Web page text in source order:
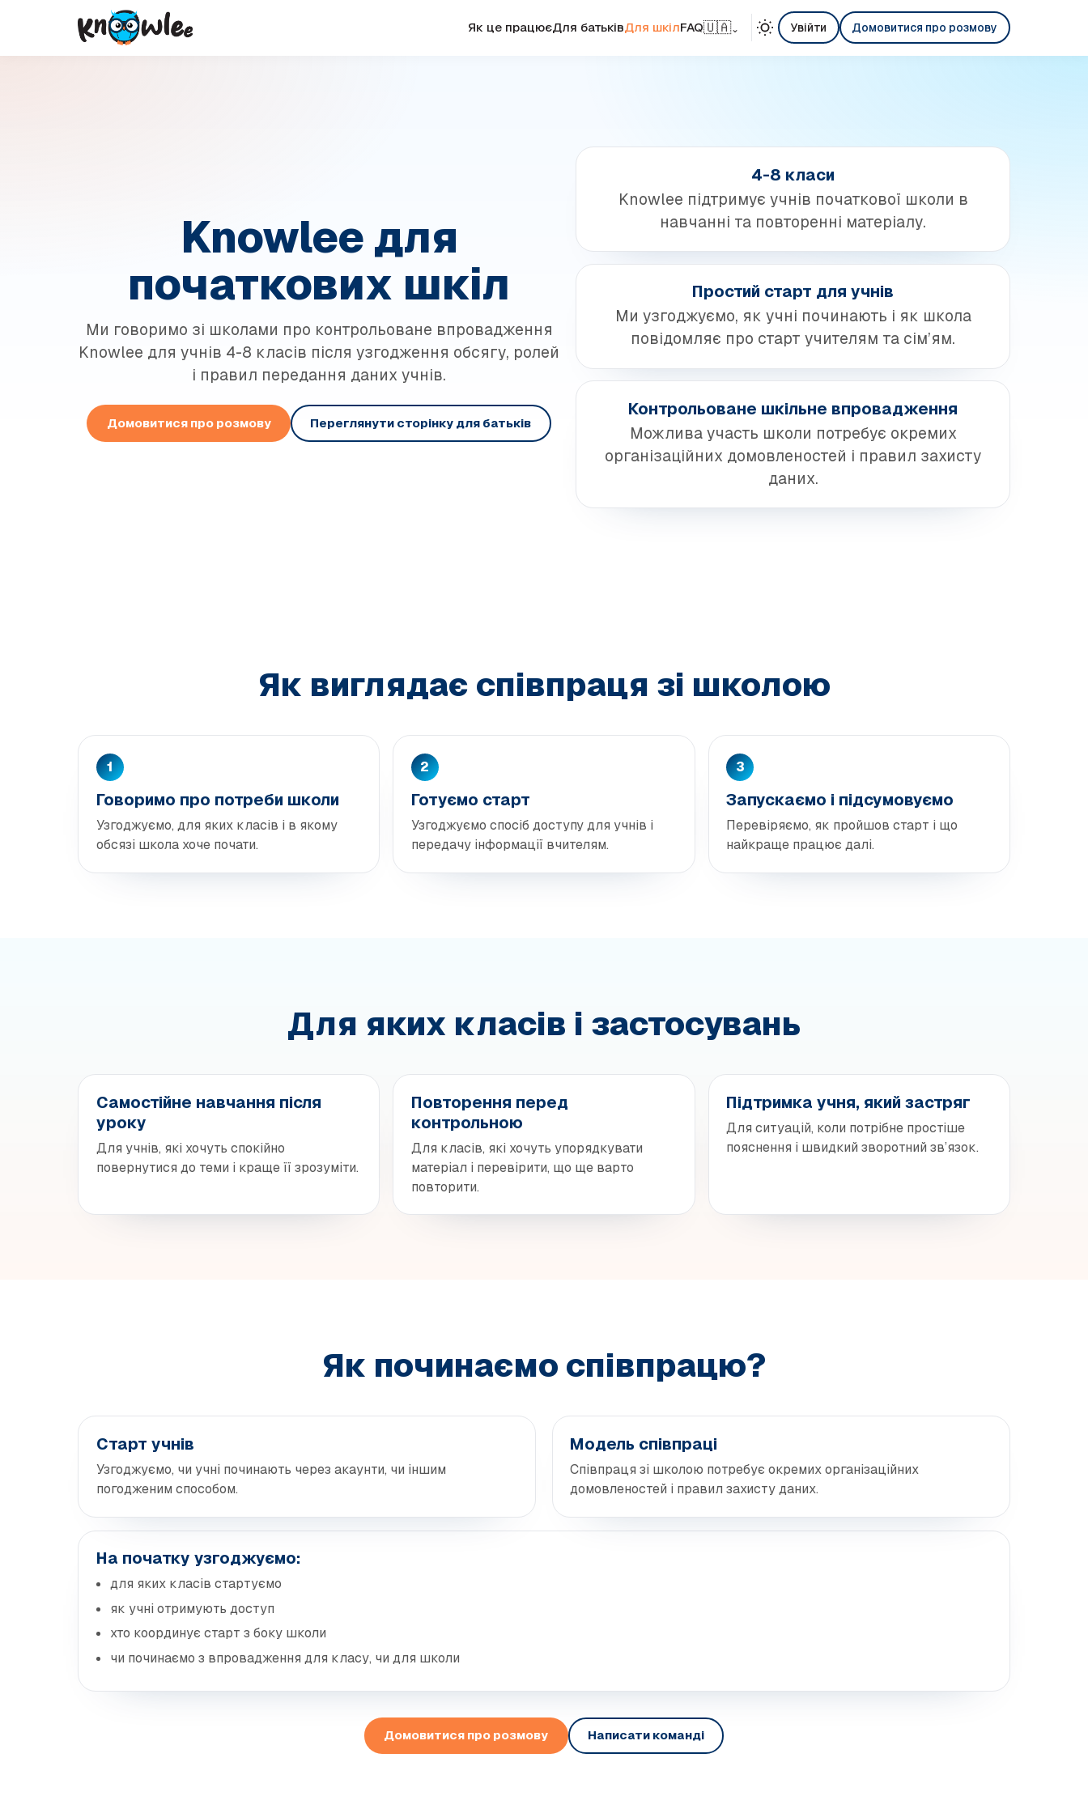
Як це працюєДля батьківДля шкілFAQ🇺🇦⌄ Увійти Домовитися про розмову
Knowlee для
початкових шкіл
Ми говоримо зі школами про контрольоване впровадження
Knowlee для учнів 4-8 класів після узгодження обсягу, ролей
і правил передання даних учнів.
Домовитися про розмову Переглянути сторінку для батьків
4-8 класи
Knowlee підтримує учнів початкової школи в
навчанні та повторенні матеріалу.
Простий старт для учнів
Ми узгоджуємо, як учні починають і як школа
повідомляє про старт учителям та сім’ям.
Контрольоване шкільне впровадження
Можлива участь школи потребує окремих
організаційних домовленостей і правил захисту
даних.
Як виглядає співпраця зі школою
1
Говоримо про потреби школи
Узгоджуємо, для яких класів і в якому
обсязі школа хоче почати.
2
Готуємо старт
Узгоджуємо спосіб доступу для учнів і
передачу інформації вчителям.
3
Запускаємо і підсумовуємо
Перевіряємо, як пройшов старт і що
найкраще працює далі.
Для яких класів і застосувань
Самостійне навчання після
уроку
Для учнів, які хочуть спокійно
повернутися до теми і краще її зрозуміти.
Повторення перед
контрольною
Для класів, які хочуть упорядкувати
матеріал і перевірити, що ще варто
повторити.
Підтримка учня, який застряг
Для ситуацій, коли потрібне простіше
пояснення і швидкий зворотний зв’язок.
Як починаємо співпрацю?
Старт учнів
Узгоджуємо, чи учні починають через акаунти, чи іншим
погодженим способом.
Модель співпраці
Співпраця зі школою потребує окремих організаційних
домовленостей і правил захисту даних.
На початку узгоджуємо:
для яких класів стартуємо
як учні отримують доступ
хто координує старт з боку школи
чи починаємо з впровадження для класу, чи для школи
Домовитися про розмову Написати команді